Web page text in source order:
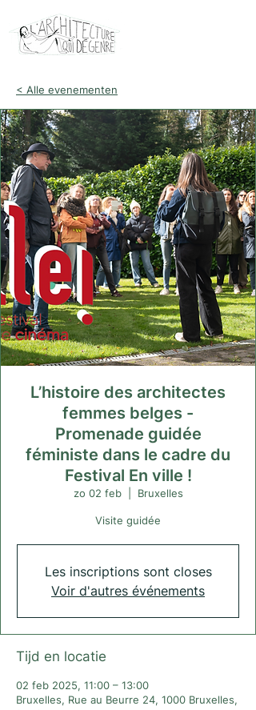
< Alle evenementen
L’histoire des architectes
femmes belges -
Promenade guidée
féministe dans le cadre du
Festival En ville !
zo 02 feb
  |
Bruxelles
Visite guidée
Les inscriptions sont closes
Voir d'autres événements
Tijd en locatie
02 feb 2025, 11:00 – 13:00
Bruxelles, Rue au Beurre 24, 1000 Bruxelles,